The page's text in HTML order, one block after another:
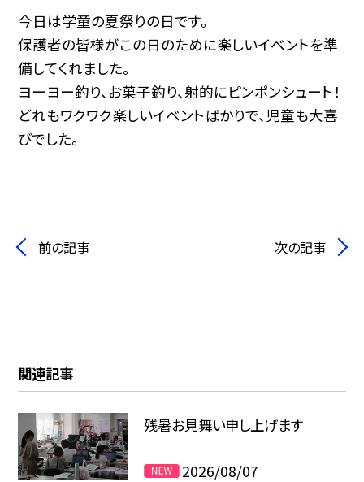
今日は学童の夏祭りの日です。
保護者の皆様がこの日のために楽しいイベントを準
備してくれました。
ヨーヨー釣り、お菓子釣り、射的にピンポンシュート！
どれもワクワク楽しいイベントばかりで、児童も大喜
びでした。
前の記事 次の記事
関連記事
残暑お見舞い申し上げます
2026/08/07